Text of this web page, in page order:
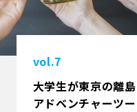
vol.7
大学生が東京の離島
アドベンチャーツ